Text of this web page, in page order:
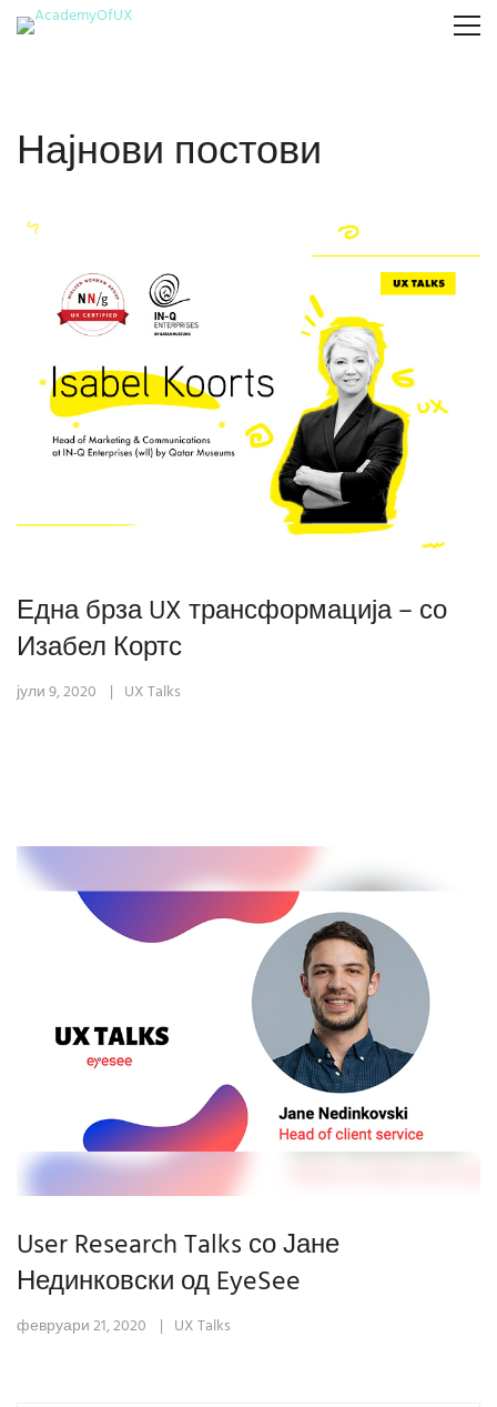
Најнови постови
Една брза UX трансформација – со
Изабел Кортс
јули 9, 2020 UX Talks
User Research Talks со Јане
Нединковски од EyeSee
февруари 21, 2020 UX Talks